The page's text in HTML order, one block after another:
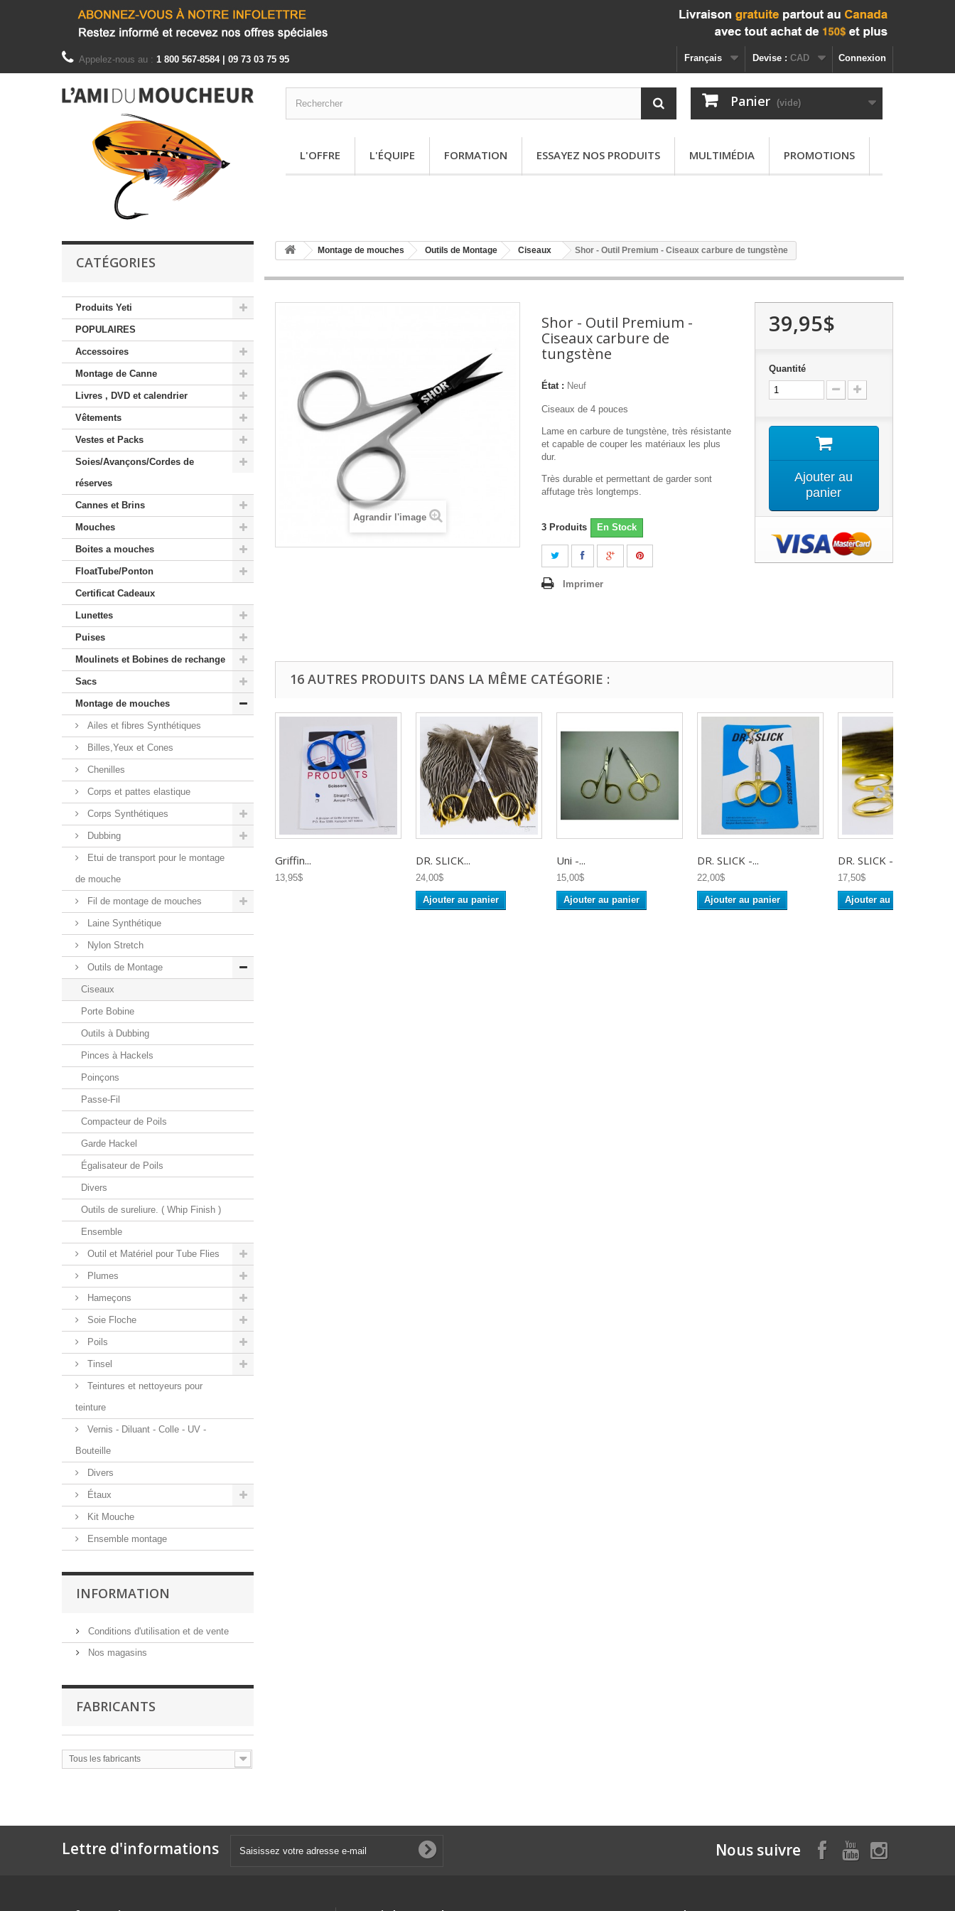
Connexion
Devise : CAD
Français
Appelez-nous au : 1 800 567-8584 | 09 73 03 75 95
Panier (vide)
L'OFFRE L'ÉQUIPE FORMATION ESSAYEZ NOS PRODUITS MULTIMÉDIA PROMOTIONS
CATÉGORIES
Produits Yeti
POPULAIRES
Accessoires
Montage de Canne
Livres , DVD et calendrier
Vêtements
Vestes et Packs
Soies/Avançons/Cordes de
réserves
Cannes et Brins
Mouches
Boites a mouches
FloatTube/Ponton
Certificat Cadeaux
Lunettes
Puises
Moulinets et Bobines de rechange
Sacs
Montage de mouches
Ailes et fibres Synthétiques
Billes,Yeux et Cones
Chenilles
Corps et pattes elastique
Corps Synthétiques
Dubbing
Etui de transport pour le montage
de mouche
Fil de montage de mouches
Laine Synthétique
Nylon Stretch
Outils de Montage
Ciseaux
Porte Bobine
Outils à Dubbing
Pinces à Hackels
Poinçons
Passe-Fil
Compacteur de Poils
Garde Hackel
Égalisateur de Poils
Divers
Outils de sureliure. ( Whip Finish )
Ensemble
Outil et Matériel pour Tube Flies
Plumes
Hameçons
Soie Floche
Poils
Tinsel
Teintures et nettoyeurs pour
teinture
Vernis - Diluant - Colle - UV -
Bouteille
Divers
Étaux
Kit Mouche
Ensemble montage
INFORMATION
Conditions d'utilisation et de vente
Nos magasins
FABRICANTS
Tous les fabricants
Montage de mouches Outils de Montage Ciseaux Shor - Outil Premium - Ciseaux carbure de tungstène
Agrandir l'image
Shor - Outil Premium -
Ciseaux carbure de
tungstène
État : Neuf
Ciseaux de 4 pouces
Lame en carbure de tungstène, très résistante
et capable de couper les matériaux les plus
dur.
Très durable et permettant de garder sont
affutage très longtemps.
3 Produits En Stock
Imprimer
39,95$
Quantité
Ajouter au
panier
16 AUTRES PRODUITS DANS LA MÊME CATÉGORIE :
Griffin...
13,95$
DR. SLICK...
24,00$
Ajouter au panier
Uni -...
15,00$
Ajouter au panier
DR. SLICK -...
22,00$
Ajouter au panier
DR. SLICK -...
17,50$
Ajouter au panier
Lettre d'informations Nous suivre